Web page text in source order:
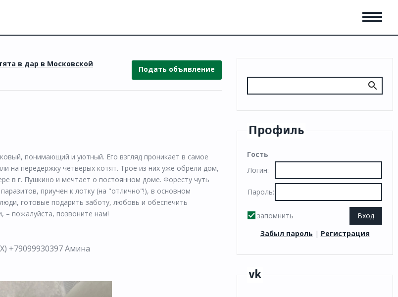
в дар в Московской
Подать объявление
понимающий и уютный. Его взгляд проникает в самое
на передержку четверых котят. Трое из них уже обрели дом,
в г. Пушкино и мечтает о постоянном доме. Форесту чуть
приучен к лотку (на "отлично"!), в основном
готовые подарить заботу, любовь и обеспечить
пожалуйста, позвоните нам!
+79099930397 Амина
Профиль
Гость
Логин:
Пароль:
запомнить
Забыл пароль | Регистрация
vk